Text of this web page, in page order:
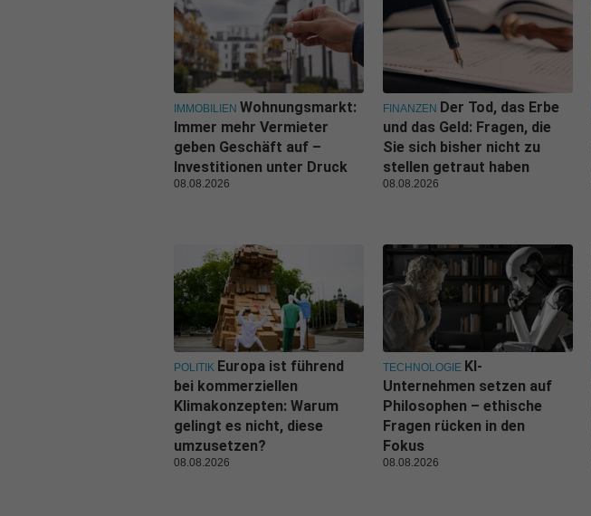
IMMOBILIEN Wohnungsmarkt:
Immer mehr Vermieter
geben Geschäft auf –
Investitionen unter Druck
08.08.2026
FINANZEN Der Tod, das Erbe
und das Geld: Fragen, die
Sie sich bisher nicht zu
stellen getraut haben
08.08.2026
POLITIK Europa ist führend
bei kommerziellen
Klimakonzepten: Warum
gelingt es nicht, diese
umzusetzen?
08.08.2026
TECHNOLOGIE KI-
Unternehmen setzen auf
Philosophen – ethische
Fragen rücken in den
Fokus
08.08.2026